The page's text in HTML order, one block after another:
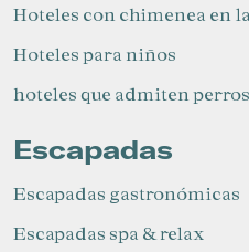
Verificar
Hoteles con chimenea en
Hoteles para niños​
hoteles que admiten
Escapadas
Escapadas gastronómicas
Escapadas spa & relax